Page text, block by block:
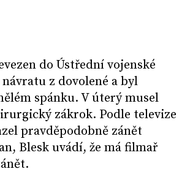
do Ústřední vojenské
z dovolené a byl
spánku. V úterý musel
zákrok. Podle televize
pravděpodobně zánět
Blesk uvádí, že má filmař